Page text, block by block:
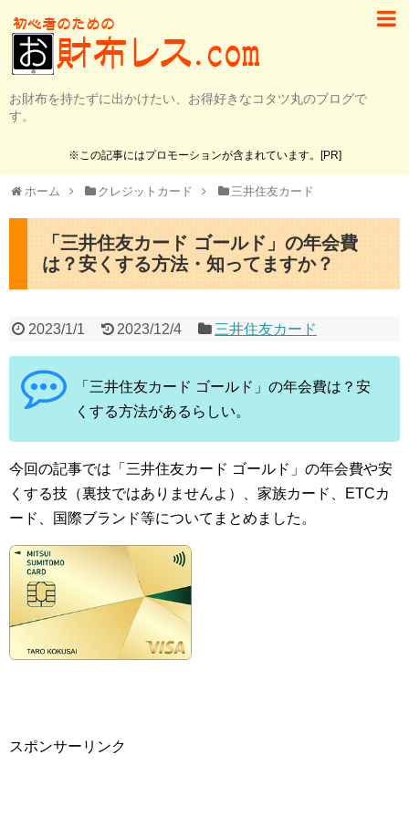
お財布を持たずに出かけたい、お得好きなコタツ丸のブログで
す。
※この記事にはプロモーションが含まれています。[PR]
ホーム クレジットカード 三井住友カード
「三井住友カード ゴールド」の年会費
は？安くする方法・知ってますか？
2023/1/1 2023/12/4 三井住友カード
「三井住友カード ゴールド」の年会費は？安
くする方法があるらしい。
今回の記事では「三井住友カード ゴールド」の年会費や安
くする技（裏技ではありませんよ）、家族カード、ETCカ
ード、国際ブランド等についてまとめました。
スポンサーリンク